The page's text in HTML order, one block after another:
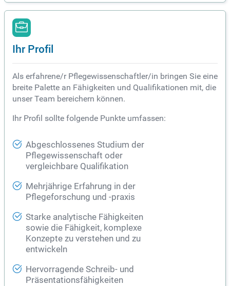
Ihr Profil
Als erfahrene/r Pflegewissenschaftler/in bringen Sie eine
breite Palette an Fähigkeiten und Qualifikationen mit, die
unser Team bereichern können.
Ihr Profil sollte folgende Punkte umfassen:
Abgeschlossenes Studium der
Pflegewissenschaft oder
vergleichbare Qualifikation
Mehrjährige Erfahrung in der
Pflegeforschung und -praxis
Starke analytische Fähigkeiten
sowie die Fähigkeit, komplexe
Konzepte zu verstehen und zu
entwickeln
Hervorragende Schreib- und
Präsentationsfähigkeiten